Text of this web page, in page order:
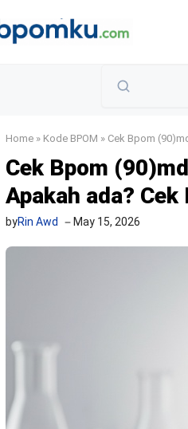
Home » Kode BPOM » Cek Bpom
Cek Bpom
Apakah ada? Cek
byRin Awd May 15, 2026